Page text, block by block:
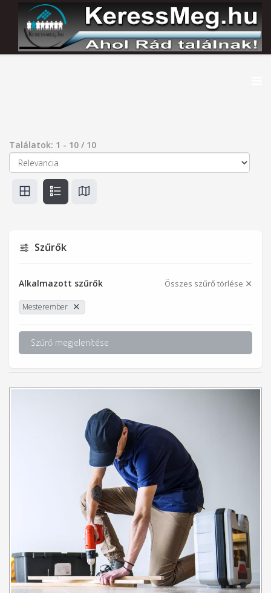
Találatok: 1 - 10 / 10
Szűrők
Alkalmazott szűrők Összes szűrő törlése
Mesterember
Szűrő megjelenítése